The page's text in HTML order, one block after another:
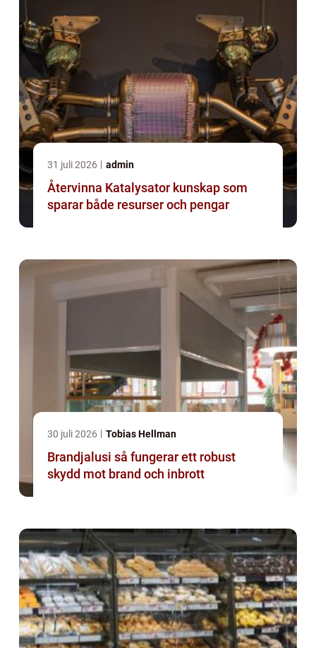
31 juli 2026 admin
Återvinna Katalysator kunskap som
sparar både resurser och pengar
30 juli 2026 Tobias Hellman
Brandjalusi så fungerar ett robust
skydd mot brand och inbrott